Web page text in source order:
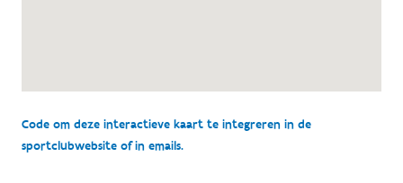
Code om deze interactieve kaart te integreren in de
sportclubwebsite of in emails.